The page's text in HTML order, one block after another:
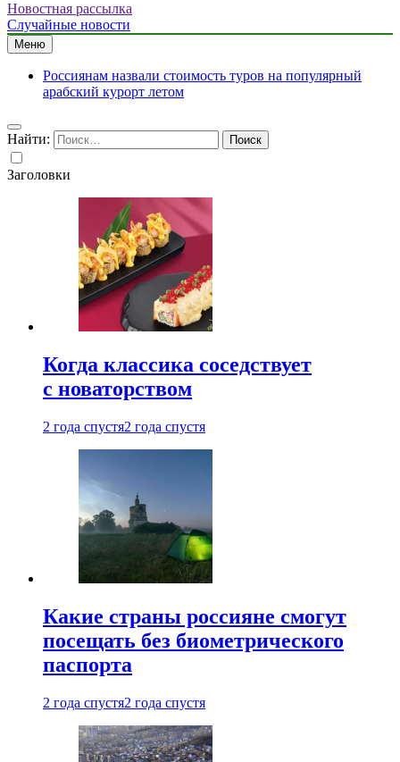
Новостная рассылка
Случайные новости
Меню
Россиянам назвали стоимость туров на популярный
арабский курорт летом
Найти:
Заголовки
Когда классика соседствует
с новаторством
2 года спустя2 года спустя
Какие страны россияне смогут
посещать без биометрического
паспорта
2 года спустя2 года спустя